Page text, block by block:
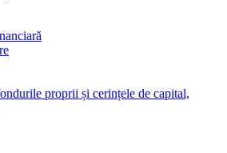
proprii și cerințele de capital,